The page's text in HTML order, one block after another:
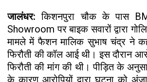
जालंधर: किशनपुरा चौक के पास
Showroom पर बाइक सवारों द्वारा
मामले में फैशन मालिक सुभाष चंद्र ने
फिरौती की कॉल आई थी। इस दौरान
फिरौती की मांग की थी। पीड़ित के
के कारण आरोपियों द्वारा घटना को